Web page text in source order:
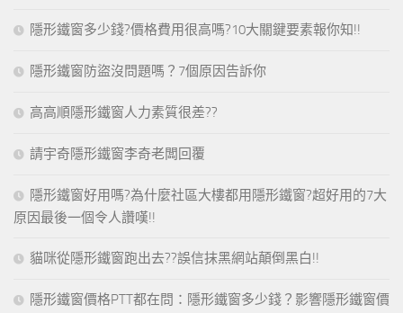
隱形鐵窗多少錢?價格費用很高嗎?10大關鍵要素報你知!!
隱形鐵窗防盜沒問題嗎？7個原因告訴你
高高順隱形鐵窗人力素質很差??
請宇奇隱形鐵窗李奇老闆回覆
隱形鐵窗好用嗎?為什麼社區大樓都用隱形鐵窗?超好用的7大
原因最後一個令人讚嘆!!
貓咪從隱形鐵窗跑出去??誤信抹黑網站顛倒黑白!!
隱形鐵窗價格PTT都在問：隱形鐵窗多少錢？影響隱形鐵窗價